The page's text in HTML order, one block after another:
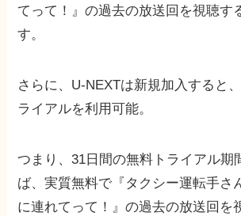
てって！』の過去の放送回を視聴す
す。
さらに、U-NEXTは新規加入すると
ライアルを利用可能。
つまり、31日間の無料トライアル期
ば、実質無料で『タクシー運転手さ
に連れてって！』の過去の放送回を